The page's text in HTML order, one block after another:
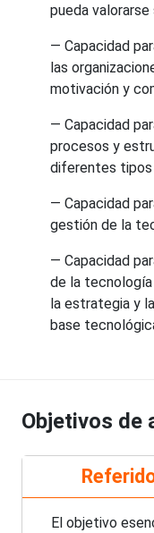
pueda valorarse
— Capacidad
las
motivación y
— Capacidad
procesos y
diferentes tipos
— Capacidad
gestión de la
— Capacidad
de la
la estrategia y
base
Objetivos de
El objetivo